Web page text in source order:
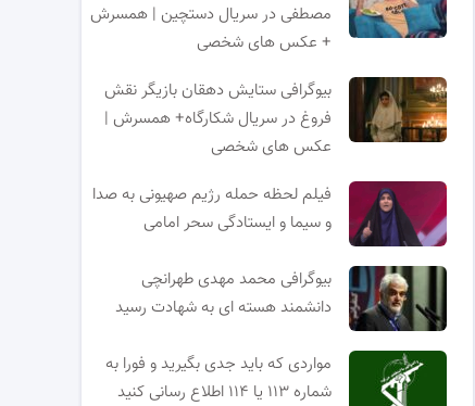
مصطفی در سریال دستچین | همسرش
+ عکس های شخصی
بیوگرافی ستایش دهقان بازیگر نقش
فروغ در سریال شکارگاه+ همسرش |
عکس های شخصی
فیلم لحظه حمله رژیم صهیونی به صدا
و سیما و ایستادگی سحر امامی
بیوگرافی محمد مهدی طهرانچی
دانشمند هسته ای به شهادت رسید
مواردی که باید جدی بگیرید و فورا به
شماره ۱۱۳ یا ۱۱۴ اطلاع رسانی کنید